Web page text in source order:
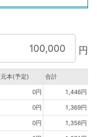
円
元本(予定) 合計
0円 1,446円
0円 1,369円
0円 1,356円